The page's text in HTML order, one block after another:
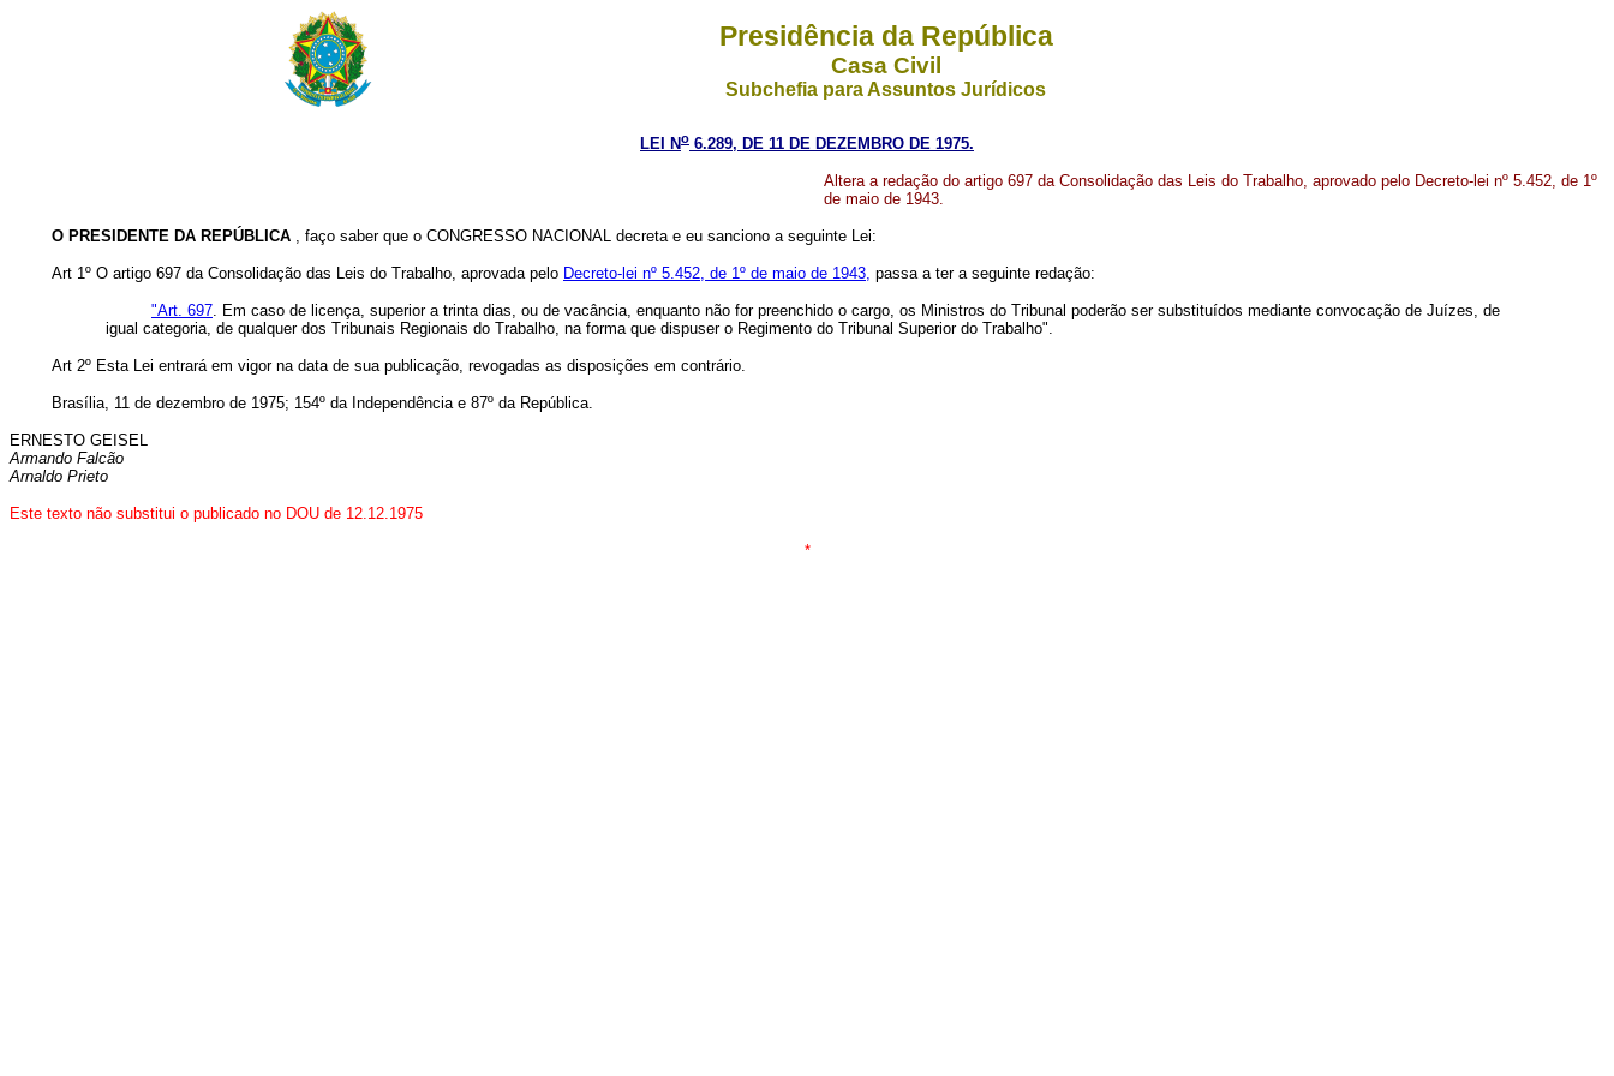
Presidência da República
Casa Civil
Subchefia para Assuntos Jurídicos
LEI No 6.289, DE 11 DE DEZEMBRO DE 1975.
Altera a redação do artigo 697 da Consolidação das Leis do Trabalho, aprovado pelo Decreto-lei nº 5.452, de 1º
de maio de 1943.
O PRESIDENTE DA REPÚBLICA , faço saber que o CONGRESSO NACIONAL decreta e eu sanciono a seguinte Lei:
Art 1º O artigo 697 da Consolidação das Leis do Trabalho, aprovada pelo Decreto-lei nº 5.452, de 1º de maio de 1943, passa a ter a seguinte redação:
"Art. 697. Em caso de licença, superior a trinta dias, ou de vacância, enquanto não for preenchido o cargo, os Ministros do Tribunal poderão ser substituídos mediante convocação de Juízes, de
igual categoria, de qualquer dos Tribunais Regionais do Trabalho, na forma que dispuser o Regimento do Tribunal Superior do Trabalho".
Art 2º Esta Lei entrará em vigor na data de sua publicação, revogadas as disposições em contrário.
Brasília, 11 de dezembro de 1975; 154º da Independência e 87º da República.
ERNESTO GEISEL
Armando Falcão
Arnaldo Prieto
Este texto não substitui o publicado no DOU de 12.12.1975
*